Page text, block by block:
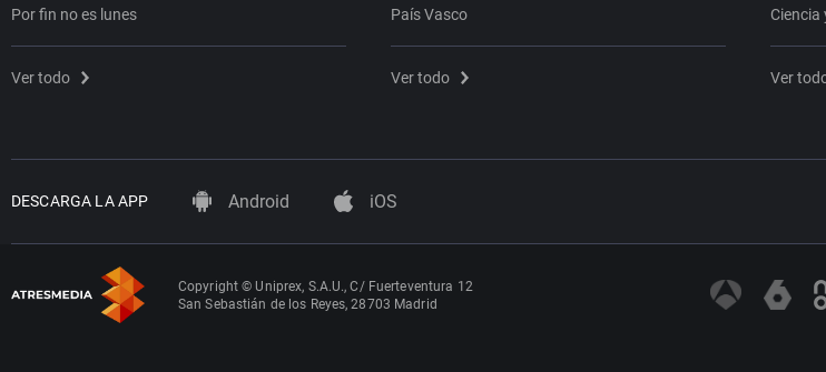
Por fin no es lunes
Ver todo
País Vasco
Ver todo
Ciencia
Ver
DESCARGA LA APP Android iOS
Copyright © Uniprex, S.A.U., C/ Fuerteventura 12
San Sebastián de los Reyes, 28703 Madrid